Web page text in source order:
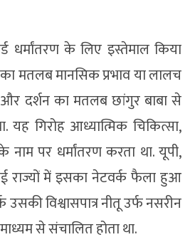
धर्मांतरण के लिए इस्तेमाल किया
मतलब मानसिक प्रभाव या लालच
दर्शन का मतलब छांगुर बाबा से
यह गिरोह आध्यात्मिक चिकित्सा,
पर धर्मांतरण करता था. यूपी,
राज्यों में इसका नेटवर्क फैला हुआ
उसकी विश्वासपात्र नीतू उर्फ नसरीन
से संचालित होता था.